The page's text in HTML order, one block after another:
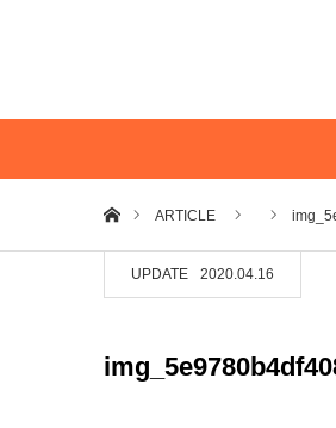
ホームARTICLE
UPDATE 2020.04.16